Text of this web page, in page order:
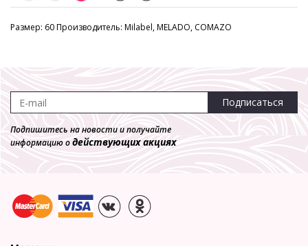
Размер: 60 Производитель: Milabel, MELADO, COMAZO
Подписаться
Подпишитесь на новости и получайте
информацию одействующих акциях